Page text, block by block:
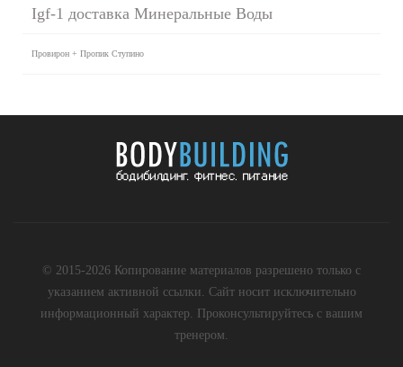
Igf-1 доставка Минеральные Воды
Провирон + Пропик Ступино
© 2015-2026 Копирование материалов разрешено только с
указанием активной ссылки. Сайт носит исключительно
информационный характер. Проконсультируйтесь с вашим
тренером.